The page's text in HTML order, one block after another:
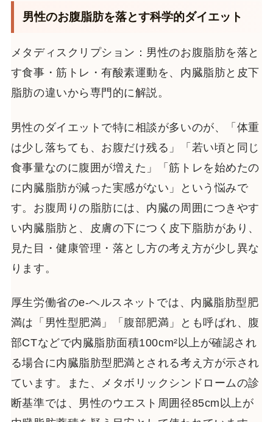
男性のお腹脂肪を落とす科学的ダイエット
メタディスクリプション：男性のお腹脂肪を落と
す食事・筋トレ・有酸素運動を、内臓脂肪と皮下
脂肪の違いから専門的に解説。
男性のダイエットで特に相談が多いのが、「体重
は少し落ちても、お腹だけ残る」「若い頃と同じ
食事量なのに腹囲が増えた」「筋トレを始めたの
に内臓脂肪が減った実感がない」という悩みで
す。お腹周りの脂肪には、内臓の周囲につきやす
い内臓脂肪と、皮膚の下につく皮下脂肪があり、
見た目・健康管理・落とし方の考え方が少し異な
ります。
厚生労働省のe-ヘルスネットでは、内臓脂肪型肥
満は「男性型肥満」「腹部肥満」とも呼ばれ、腹
部CTなどで内臓脂肪面積100cm²以上が確認され
る場合に内臓脂肪型肥満とされる考え方が示され
ています。また、メタボリックシンドロームの診
断基準では、男性のウエスト周囲径85cm以上が